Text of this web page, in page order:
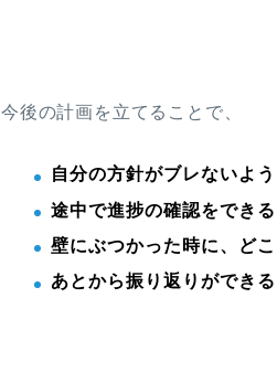
今後の計画を立てることで、
自分の方針がブレないよ
途中で進捗の確認をでき
壁にぶつかった時に、ど
あとから振り返りができる